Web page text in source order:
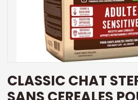
CLASSIC CHAT